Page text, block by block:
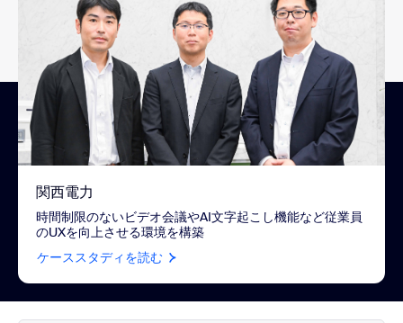
関西電力
時間制限のないビデオ会議やAI文字起こし機能など従業員
のUXを向上させる環境を構築
ケーススタディを読む ケーススタディを読む